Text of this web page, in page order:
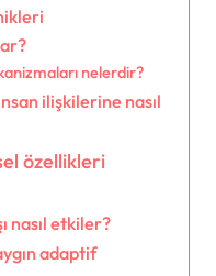
nelerdir?
ilişkilerine nasıl
özellikleri
nasıl etkiler?
adaptif